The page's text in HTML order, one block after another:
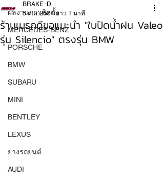
ผลงานการติดตั้ง
MERCEDES-BENZ
PORSCHE
BMW
SUBARU
MINI
BENTLEY
LEXUS
ยางรถยนต์
AUDI
ร้านเบรกดีขอแนะนำ "ใบปัดน้ำฝน Valeo
รุ่น Silencio" ตรงรุ่น BMW
BRAKE :D
5 ต.ค. 2564 ยาว 1 นาที